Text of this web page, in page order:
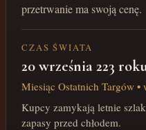
przetrwanie ma swoją cenę.
CZAS ŚWIATA
20 września 223
Miesiąc Ostatnich Targów •
Kupcy zamykają letnie
zapasy przed chłodem.